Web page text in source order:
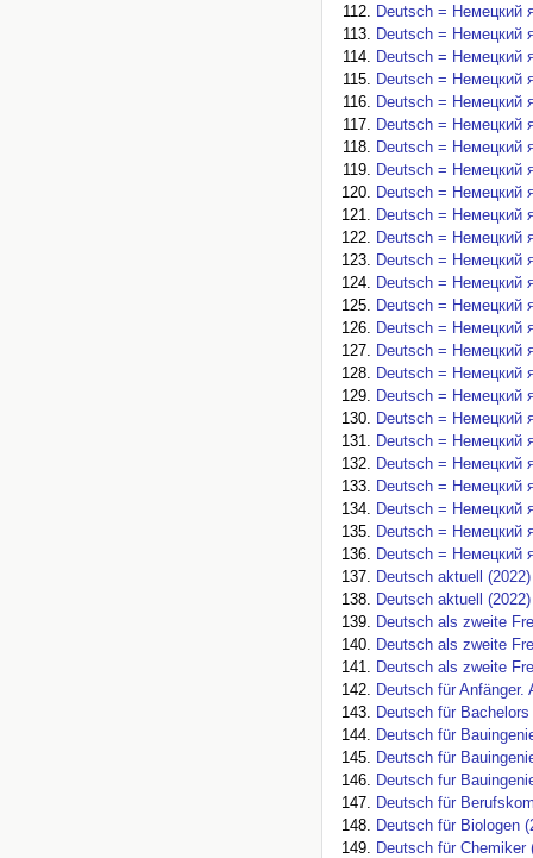
Deutsch = Немецкий
Deutsch = Немецкий
Deutsch = Немецкий
Deutsch = Немецкий
Deutsch = Немецкий
Deutsch = Немецкий
Deutsch = Немецкий
Deutsch = Немецкий
Deutsch = Немецкий
Deutsch = Немецкий
Deutsch = Немецкий
Deutsch = Немецкий
Deutsch = Немецкий
Deutsch = Немецкий
Deutsch = Немецкий
Deutsch = Немецкий
Deutsch = Немецкий
Deutsch = Немецкий
Deutsch = Немецкий
Deutsch = Немецкий
Deutsch = Немецкий
Deutsch = Немецкий
Deutsch = Немецкий
Deutsch = Немецкий
Deutsch = Немецкий
Deutsch aktuell (2022)
Deutsch aktuell (2022)
Deutsch als zweite
Deutsch als zweite
Deutsch als zweite
Deutsch für
Deutsch für Bachelors
Deutsch für
Deutsch für
Deutsch fur
Deutsch für
Deutsch für Biologen
Deutsch für Chemiker